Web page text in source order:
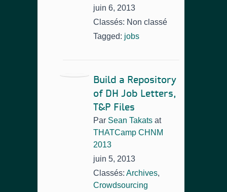
juin 6, 2013
Classés: Non classé
Tagged: jobs
Build a Repository
of DH Job Letters,
T&P Files
Par Sean Takats at
THATCamp CHNM
2013
juin 5, 2013
Classés: Archives,
Crowdsourcing